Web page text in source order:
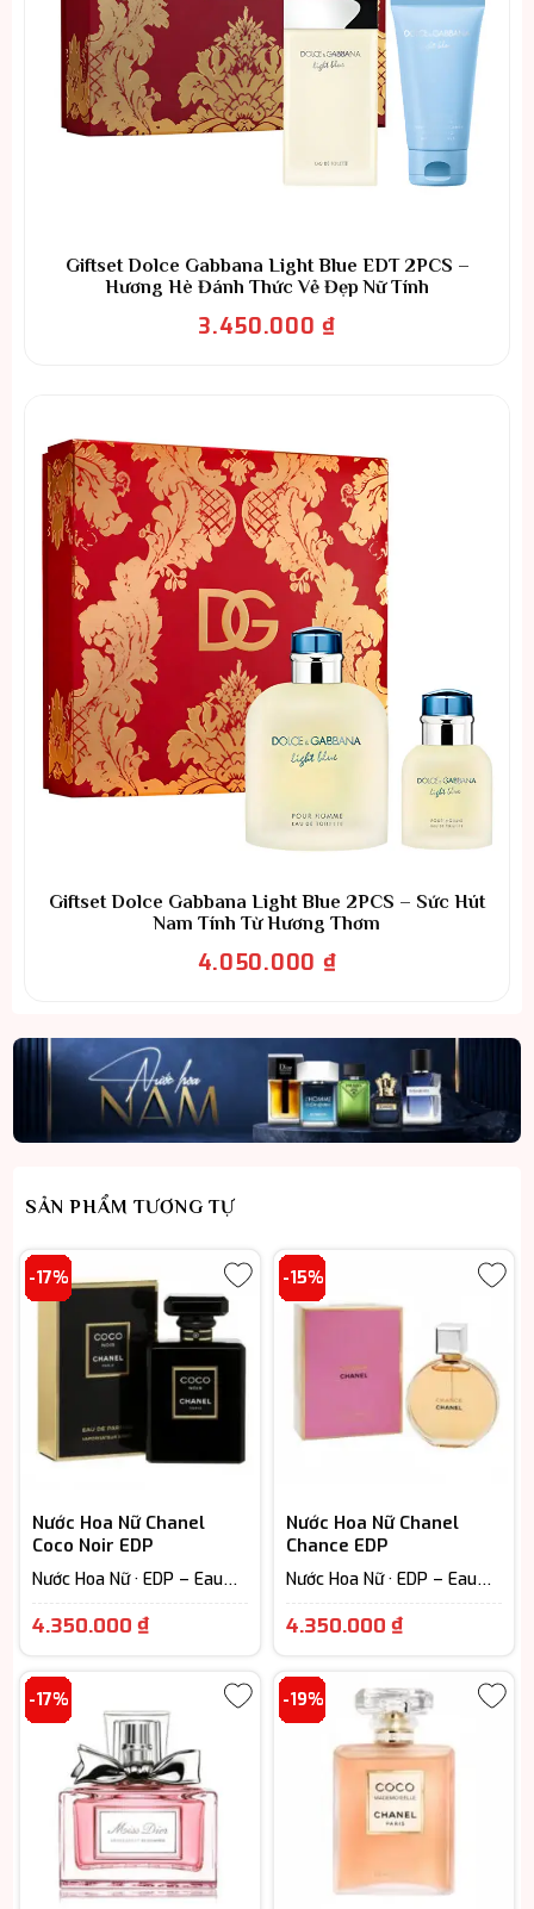
Giftset Dolce Gabbana Light Blue EDT 2PCS –
Hương Hè Đánh Thức Vẻ Đẹp Nữ Tính
3.450.000₫
Giftset Dolce Gabbana Light Blue 2PCS – Sức Hút
Nam Tính Từ Hương Thơm
4.050.000 ₫
SẢN PHẨM TƯƠNG TỰ
-17%
Nước Hoa Nữ Chanel
Coco Noir EDP
Nước Hoa Nữ · EDP – Eau
7-12h) · Floral – Hương hoa
4.350.000₫Giá
là:
4.350.000 ₫.
-15%
Nước Hoa Nữ Chanel
Chance EDP
Nước Hoa Nữ · EDP – Eau
7-12h) · Floral – Hương hoa
4.350.000 ₫Giá
tại
là:
4.350.000
-17% -19%